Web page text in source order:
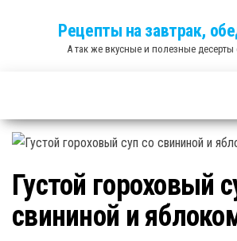
Рецепты на завтрак,
А так же вкусные и полезные десерты
Густой гороховый
свининой и